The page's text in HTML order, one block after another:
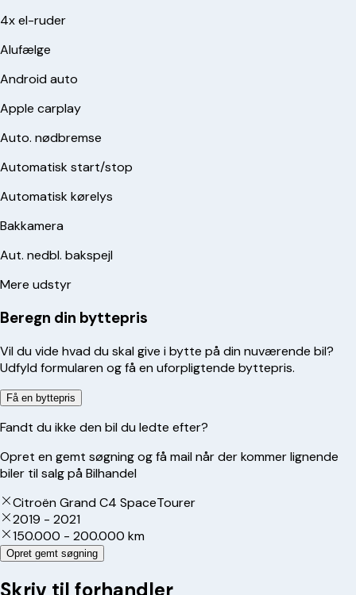
4x el-ruder
Alufælge
Android auto
Apple carplay
Auto. nødbremse
Automatisk start/stop
Automatisk kørelys
Bakkamera
Aut. nedbl. bakspejl
Mere udstyr
Beregn din byttepris
Vil du vide hvad du skal give i bytte på din nuværende bil?
Udfyld formularen og få en uforpligtende byttepris.
Få en byttepris
Fandt du ikke den bil du ledte efter?
Opret en gemt søgning og få mail når der kommer lignende
biler til salg på Bilhandel
Citroën Grand C4 SpaceTourer
2019 - 2021
150.000 - 200.000 km
Opret gemt søgning
Skriv til forhandler